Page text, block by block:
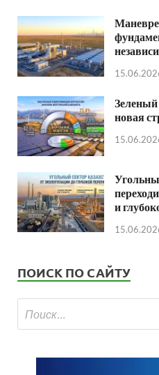
Зеленый
новая
и
ПОИСК ПО САЙТУ